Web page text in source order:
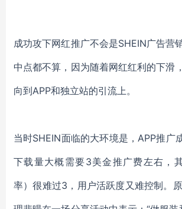
成功攻下网红推广不会是SHEIN广告营
中点都不算，因为随着网红红利的下滑
向到APP和独立站的引流上。
当时SHEIN面临的大环境是，APP推广
下载量大概需要3美金推广费左右，
率）很难过3，用户活跃度又难控制。